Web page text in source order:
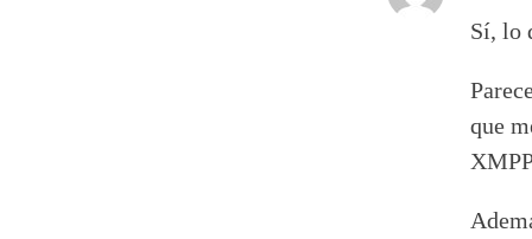
Sí, lo
que